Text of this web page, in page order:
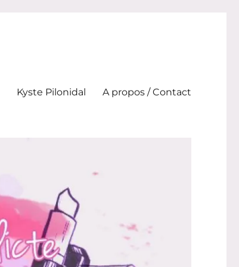
Kyste Pilonidal A propos / Contact